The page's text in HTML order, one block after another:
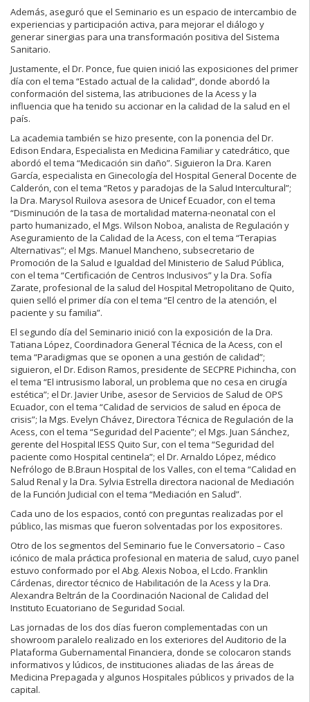
Además, aseguró que el Seminario es un espacio de intercambio de
experiencias y participación activa, para mejorar el diálogo y
generar sinergias para una transformación positiva del Sistema
Sanitario.
Justamente, el Dr. Ponce, fue quien inició las exposiciones del primer
día con el tema “Estado actual de la calidad”, donde abordó la
conformación del sistema, las atribuciones de la Acess y la
influencia que ha tenido su accionar en la calidad de la salud en el
país.
La academia también se hizo presente, con la ponencia del Dr.
Edison Endara, Especialista en Medicina Familiar y catedrático, que
abordó el tema “Medicación sin daño”. Siguieron la Dra. Karen
García, especialista en Ginecología del Hospital General Docente de
Calderón, con el tema “Retos y paradojas de la Salud Intercultural”;
la Dra. Marysol Ruilova asesora de Unicef Ecuador, con el tema
“Disminución de la tasa de mortalidad materna-neonatal con el
parto humanizado, el Mgs. Wilson Noboa, analista de Regulación y
Aseguramiento de la Calidad de la Acess, con el tema “Terapias
Alternativas”; el Mgs. Manuel Mancheno, subsecretario de
Promoción de la Salud e Igualdad del Ministerio de Salud Pública,
con el tema “Certificación de Centros Inclusivos” y la Dra. Sofía
Zarate, profesional de la salud del Hospital Metropolitano de Quito,
quien selló el primer día con el tema “El centro de la atención, el
paciente y su familia”.
El segundo día del Seminario inició con la exposición de la Dra.
Tatiana López, Coordinadora General Técnica de la Acess, con el
tema “Paradigmas que se oponen a una gestión de calidad”;
siguieron, el Dr. Edison Ramos, presidente de SECPRE Pichincha, con
el tema “El intrusismo laboral, un problema que no cesa en cirugía
estética”; el Dr. Javier Uribe, asesor de Servicios de Salud de OPS
Ecuador, con el tema “Calidad de servicios de salud en época de
crisis”; la Mgs. Evelyn Chávez, Directora Técnica de Regulación de la
Acess, con el tema “Seguridad del Paciente”; el Mgs. Juan Sánchez,
gerente del Hospital IESS Quito Sur, con el tema “Seguridad del
paciente como Hospital centinela”; el Dr. Arnaldo López, médico
Nefrólogo de B.Braun Hospital de los Valles, con el tema “Calidad en
Salud Renal y la Dra. Sylvia Estrella directora nacional de Mediación
de la Función Judicial con el tema “Mediación en Salud”.
Cada uno de los espacios, contó con preguntas realizadas por el
público, las mismas que fueron solventadas por los expositores.
Otro de los segmentos del Seminario fue le Conversatorio – Caso
icónico de mala práctica profesional en materia de salud, cuyo panel
estuvo conformado por el Abg. Alexis Noboa, el Lcdo. Franklin
Cárdenas, director técnico de Habilitación de la Acess y la Dra.
Alexandra Beltrán de la Coordinación Nacional de Calidad del
Instituto Ecuatoriano de Seguridad Social.
Las jornadas de los dos días fueron complementadas con un
showroom paralelo realizado en los exteriores del Auditorio de la
Plataforma Gubernamental Financiera, donde se colocaron stands
informativos y lúdicos, de instituciones aliadas de las áreas de
Medicina Prepagada y algunos Hospitales públicos y privados de la
capital.